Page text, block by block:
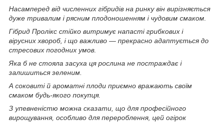
Насамперед від численних гібридів на ринку він вирізняється
дуже тривалим і рясним плодоношенням і чудовим смаком.
Гібрид Пролікс стійко витримує напасті грибкових і
вірусних хвороб, і що важливо — прекрасно адаптується до
стресових погодних умов.
Яка б не стояла засуха ця рослина не постраждає і
залишиться зеленим.
А соковиті й ароматні плоди приємно вражають своїм
смаком будь-якого покупця.
З упевненістю можна сказати, що для професійного
вирощування, особливо для перероблення, цей огірок